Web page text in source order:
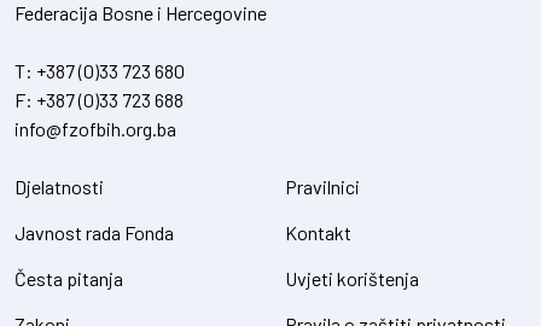
Federacija Bosne i Hercegovine
T: +387 (0)33 723 680
F: +387 (0)33 723 688
info@fzofbih.org.ba
Djelatnosti
Javnost rada Fonda
Česta pitanja
Pravilnici
Kontakt
Uvjeti korištenja